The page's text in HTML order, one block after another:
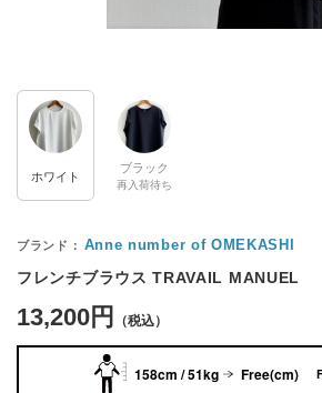
ホワイト
ブラック
再入荷待ち
Anne number of OMEKASHI
フレンチブラウス TRAVAIL MANUEL
13,200円
158cm / 51kg Free(cm)